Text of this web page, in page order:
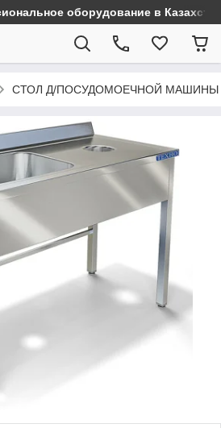
оборудование в
СТОЛ Д/ПОСУДОМОЕЧНОЙ МАШИНЫ